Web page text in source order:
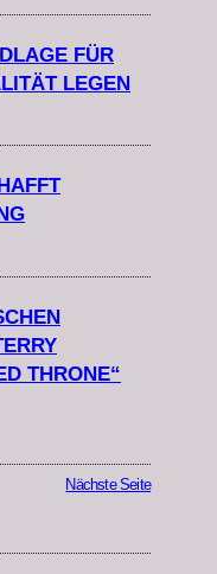
FÜR
LEGEN
THRONE“
Nächste Seite